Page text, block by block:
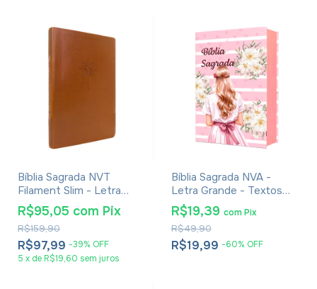
Bíblia Sagrada NVT
Filament Slim - Letra
Grande - Capa Luxo
Marrom
R$97,99 -39% OFF
R$159,90
R$95,05 com Pix
5 x de R$19,60 sem juros
Bíblia Sagrada NVA -
Letra Grande - Textos
Coloridos - Capa Dura
Menina Rosa
R$19,99 -60% OFF
R$49,90
R$19,39 com Pix